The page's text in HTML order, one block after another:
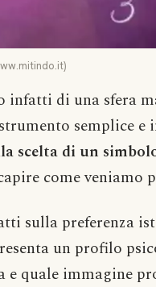
infatti di una sfera
semplice e
scelta di un
come
sulla preferenza
un profilo
e quale immagine